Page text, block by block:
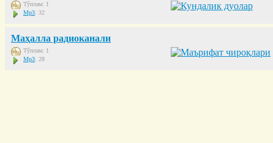
Тўплам: 1
Mp3: 32
Маҳалла радиоканали
Тўплам: 1
Mp3: 28